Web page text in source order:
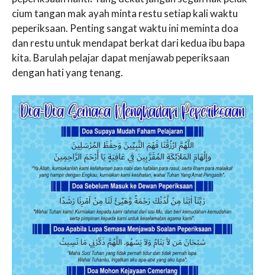
cium tangan mak ayah minta restu setiap kali waktu
peperiksaan. Penting sangat waktu ini meminta doa
dan restu untuk mendapat berkat dari kedua ibu bapa
kita. Barulah pelajar dapat menjawab peperiksaan
dengan hati yang tenang.